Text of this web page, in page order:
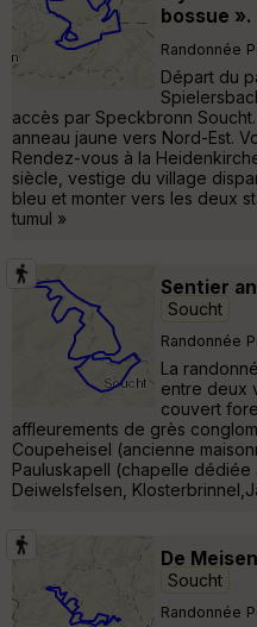
bossue ».
Randonnée
Départ du
accès par Speckbronn
anneau jaune vers Nord-Est.
Rendez-vous à la
siècle, vestige du village
bleu et monter vers les deux
tumul »
Sentier
Soucht
Randonnée
La
entre deux
couvert
affleurements de grès
Coupeheisel (ancienne
Pauluskapell (chapelle dédiée
Deiwelsfelsen,
De
Soucht
Randonnée